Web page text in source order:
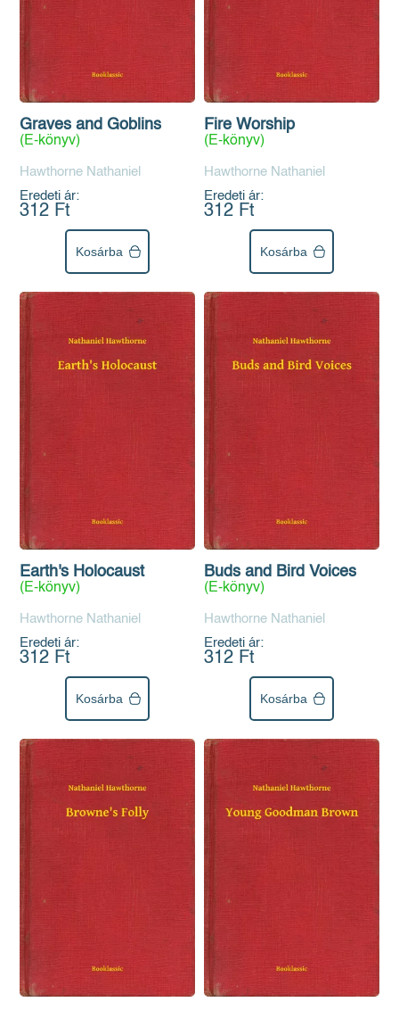
Graves and Goblins
(E-könyv)
Hawthorne Nathaniel
Eredeti ár:
312 Ft
Kosárba
Fire Worship
(E-könyv)
Hawthorne Nathaniel
Eredeti ár:
312 Ft
Kosárba
Earth's Holocaust
(E-könyv)
Hawthorne Nathaniel
Eredeti ár:
312 Ft
Kosárba
Buds and Bird Voices
(E-könyv)
Hawthorne Nathaniel
Eredeti ár:
312 Ft
Kosárba